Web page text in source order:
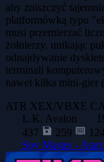
aby zniszczyć
platformówką typu
musi przemierzać
żołnierzy, unikając
odnajdywanie
terminali
nawet kilka mini-gier
ATR XEX/VBXE
L.K. Avalon
437
259
Spy Master -